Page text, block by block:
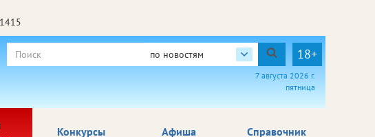
по новостям 18+
7 августа 2026 г.
пятница
Афиша Справочник
Конкурсы